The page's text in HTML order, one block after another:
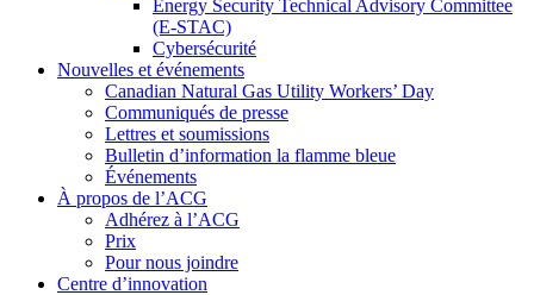
Energy Security Technical Advisory Committee
(E-STAC)
Cybersécurité
Nouvelles et événements
Canadian Natural Gas Utility Workers’ Day
Communiqués de presse
Lettres et soumissions
Bulletin d’information la flamme bleue
Événements
À propos de l’ACG
Adhérez à l’ACG
Prix
Pour nous joindre
Centre d’innovation